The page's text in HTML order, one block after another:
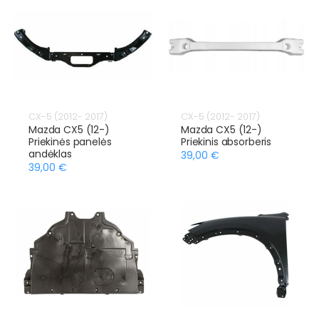
CX-5 (2012- 2017)
Mazda CX5 (12-)
Priekinės panelės
andėklas
39,00 €
CX-5 (2012- 2017)
Mazda CX5 (12-)
Priekinis absorberis
39,00 €